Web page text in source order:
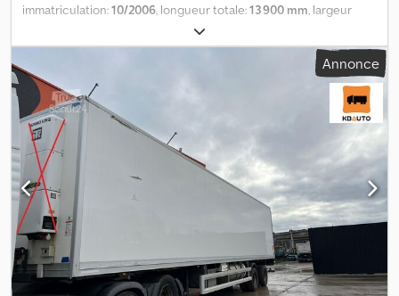
immatriculation:10/2006, longueur totale:13 900 mm, largeur
, Année de construction:
supplémentaires : Djdpfsur Uiuex Aqlock Marque : HFR Modèle :
2006 Structure : caisse frigorifique (Carrier Vector 1850Mt – 14
518 heures) Année : 10.2006 Suspension : pneumatique Freins : à
tambour Dimensions (L/l) : 13 900 mm / 2 600 mm Masses :
pleine/vide : 42 000 kg / 10 060 kg = Plus d'informations = Poids à
vide : 10 060 kg Capacité de charge : 31 940 kg PTAC : 42 000 kg
Annonce